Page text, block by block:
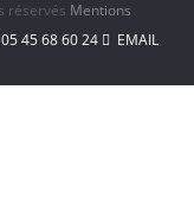
réservés Mentions
05 45 68 60 24 EMAIL